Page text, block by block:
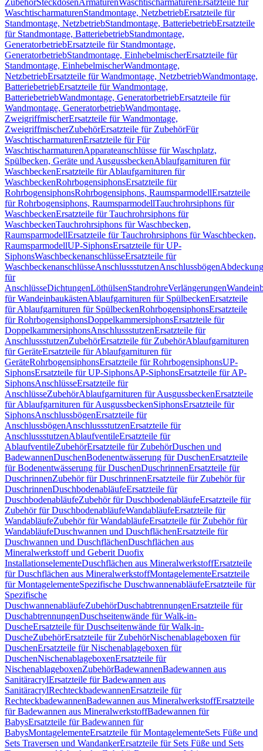
ZubehörSteckdosenArmaturenWaschtischarmaturen Ersatzteile für
WaschtischarmaturenStandmontage, NetzbetriebErsatzteile für
Standmontage, NetzbetriebStandmontage, BatteriebetriebErsatzteile
für Standmontage, BatteriebetriebStandmontage,
GeneratorbetriebErsatzteile für Standmontage,
GeneratorbetriebStandmontage, EinhebelmischerErsatzteile für
Standmontage, EinhebelmischerWandmontage,
NetzbetriebErsatzteile für Wandmontage, NetzbetriebWandmontage,
BatteriebetriebErsatzteile für Wandmontage,
BatteriebetriebWandmontage, GeneratorbetriebErsatzteile für
Wandmontage, GeneratorbetriebWandmontage,
ZweigriffmischerErsatzteile für Wandmontage,
ZweigriffmischerZubehörErsatzteile für ZubehörFür
WaschtischarmaturenErsatzteile für Für
WaschtischarmaturenApparateanschlüsse für Waschplatz,
Spülbecken, Geräte und AusgussbeckenAblaufgarnituren für
WaschbeckenErsatzteile für Ablaufgarnituren für
WaschbeckenRohrbogensiphonsErsatzteile für
RohrbogensiphonsRohrbogensiphons, RaumsparmodellErsatzteile
für Rohrbogensiphons, RaumsparmodellTauchrohrsiphons für
WaschbeckenErsatzteile für Tauchrohrsiphons für
WaschbeckenTauchrohrsiphons für Waschbecken,
RaumsparmodellErsatzteile für Tauchrohrsiphons für Waschbecken,
RaumsparmodellUP-SiphonsErsatzteile für UP-
SiphonsWaschbeckenanschlüsseErsatzteile für
WaschbeckenanschlüsseAnschlussstutzenAnschlussbögen
für
AnschlüsseDichtungenLöthülsenStandrohreVerlängerungen
für WandeinbaukästenAblaufgarnituren für SpülbeckenErsatzteile
für Ablaufgarnituren für SpülbeckenRohrbogensiphonsErsatzteile
für RohrbogensiphonsDoppelkammersiphonsErsatzteile für
DoppelkammersiphonsAnschlussstutzenErsatzteile für
AnschlussstutzenZubehörErsatzteile für ZubehörAblaufgarnituren
für GeräteErsatzteile für Ablaufgarnituren für
GeräteRohrbogensiphonsErsatzteile für RohrbogensiphonsUP-
SiphonsErsatzteile für UP-SiphonsAP-SiphonsErsatzteile für AP-
SiphonsAnschlüsseErsatzteile für
AnschlüsseZubehörAblaufgarnituren für AusgussbeckenErsatzteile
für Ablaufgarnituren für AusgussbeckenSiphonsErsatzteile für
SiphonsAnschlussbögenErsatzteile für
AnschlussbögenAnschlussstutzenErsatzteile für
AnschlussstutzenAblaufventileErsatzteile für
AblaufventileZubehörErsatzteile für ZubehörDuschen und
BadewannenDuschenBodenentwässerung für DuschenErsatzteile
für Bodenentwässerung für DuschenDuschrinnenErsatzteile für
DuschrinnenZubehör für DuschrinnenErsatzteile für Zubehör für
DuschrinnenDuschbodenabläufeErsatzteile für
DuschbodenabläufeZubehör für DuschbodenabläufeErsatzteile für
Zubehör für DuschbodenabläufeWandabläufeErsatzteile für
WandabläufeZubehör für WandabläufeErsatzteile für Zubehör für
WandabläufeDuschwannen und DuschflächenErsatzteile für
Duschwannen und DuschflächenDuschflächen aus
Mineralwerkstoff und Geberit Duofix
InstallationselementeDuschflächen aus MineralwerkstoffErsatzteile
für Duschflächen aus MineralwerkstoffMontagelementeErsatzteile
für MontagelementeSpezifische DuschwannenabläufeErsatzteile für
Spezifische
DuschwannenabläufeZubehörDuschabtrennungenErsatzteile für
DuschabtrennungenDuschseitenwände für Walk-in-
DuscheErsatzteile für Duschseitenwände für Walk-in-
DuscheZubehörErsatzteile für ZubehörNischenablageboxen für
DuschenErsatzteile für Nischenablageboxen für
DuschenNischenablageboxenErsatzteile für
NischenablageboxenZubehörBadewannenBadewannen aus
SanitäracrylErsatzteile für Badewannen aus
SanitäracrylRechteckbadewannenErsatzteile für
RechteckbadewannenBadewannen aus MineralwerkstoffErsatzteile
für Badewannen aus MineralwerkstoffBadewannen für
BabysErsatzteile für Badewannen für
BabysMontagelementeErsatzteile für MontagelementeSets Füße und
Sets Traversen und WandankerErsatzteile für Sets Füße und Sets